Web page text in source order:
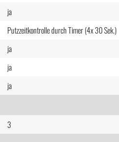
ja
Putzzeitkontrolle durch Timer (4x 30 Sek.)
ja
ja
ja
3